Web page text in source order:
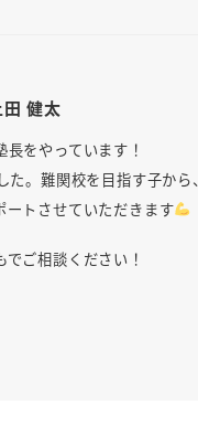
田 健太
をやっています！
た。難関校を目指す子か
ートさせていただきます
ご相談ください！